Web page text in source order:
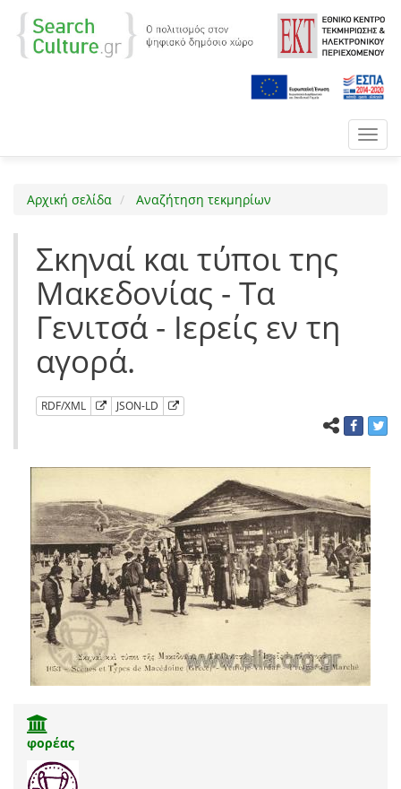
Αρχική σελίδα Αναζήτηση τεκμηρίων
Σκηναί και τύποι της
Μακεδονίας - Τα
Γενιτσά - Ιερείς εν τη
αγορά.
RDF/XML JSON-LD
φορέας